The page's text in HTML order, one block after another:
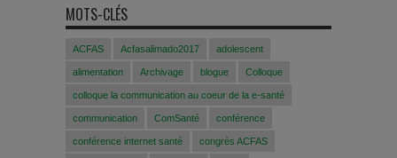
MOTS-CLÉS
ACFAS Acfasalimado2017 adolescent
alimentation Archivage blogue Colloque
colloque la communication au coeur de la e-santé
communication ComSanté conférence
conférence internet santé congrès ACFAS